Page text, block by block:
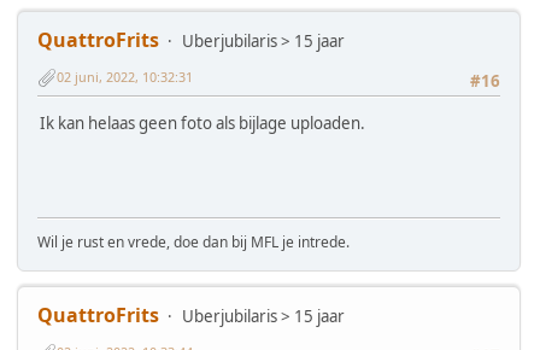
QuattroFrits
Uberjubilaris > 15 jaar
#16
02 juni, 2022, 10:32:31
Ik kan helaas geen foto als bijlage uploaden.
Wil je rust en vrede, doe dan bij MFL je intrede.
QuattroFrits
Uberjubilaris > 15 jaar